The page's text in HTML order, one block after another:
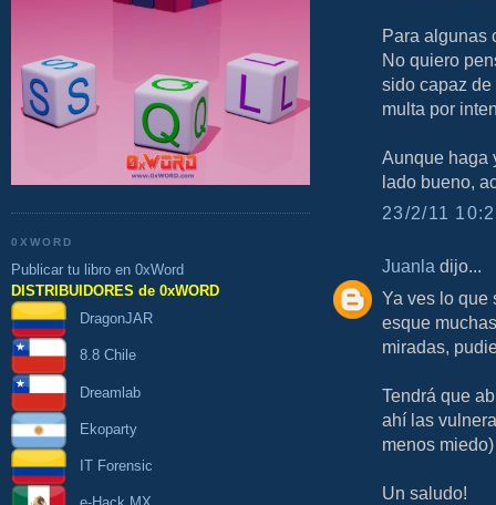
0XWORD
Publicar tu libro en 0xWord
DISTRIBUIDORES de 0xWORD
DragonJAR
8.8 Chile
Dreamlab
Ekoparty
IT Forensic
Para algunas
No quiero
sido capaz
multa por
Aunque haga
lado bueno,
23/2/11
Juanla dijo...
Ya ves lo que
esque
miradas,
Tendrá que
ahí las
menos miedo)
Un saludo!